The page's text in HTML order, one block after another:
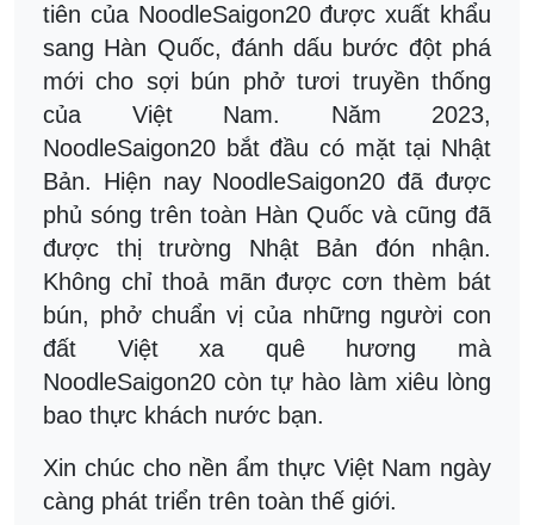
tiên của NoodleSaigon20 được xuất khẩu
sang Hàn Quốc, đánh dấu bước đột phá
mới cho sợi bún phở tươi truyền thống
của Việt Nam. Năm 2023,
NoodleSaigon20 bắt đầu có mặt tại Nhật
Bản. Hiện nay NoodleSaigon20 đã được
phủ sóng trên toàn Hàn Quốc và cũng đã
được thị trường Nhật Bản đón nhận.
Không chỉ thoả mãn được cơn thèm bát
bún, phở chuẩn vị của những người con
đất Việt xa quê hương mà
NoodleSaigon20 còn tự hào làm xiêu lòng
bao thực khách nước bạn.
Xin chúc cho nền ẩm thực Việt Nam ngày
càng phát triển trên toàn thế giới.